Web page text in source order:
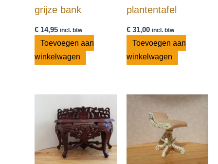
grijze bank
€ 14,95 incl. btw
Toevoegen aan
winkelwagen
plantentafel
€31,00 incl. btw
Toevoegen aan
winkelwagen